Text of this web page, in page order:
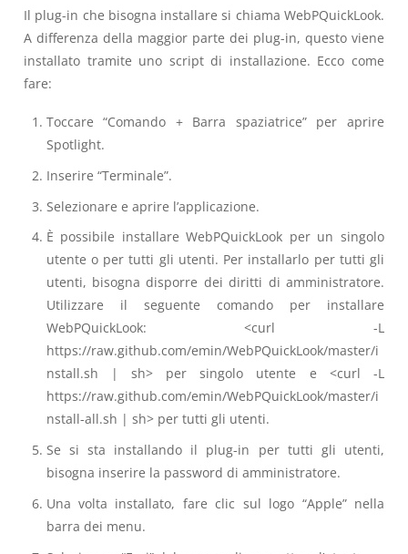
Il plug-in che bisogna installare si chiama WebPQuickLook.
A differenza della maggior parte dei plug-in, questo viene
installato tramite uno script di installazione. Ecco come
fare:
Toccare “Comando + Barra spaziatrice” per aprire
Spotlight.
Inserire “Terminale”.
Selezionare e aprire l’applicazione.
È possibile installare WebPQuickLook per un singolo
utente o per tutti gli utenti. Per installarlo per tutti gli
utenti, bisogna disporre dei diritti di amministratore.
Utilizzare il seguente comando per installare
WebPQuickLook: <curl -L
https://raw.github.com/emin/WebPQuickLook/master/i
nstall.sh | sh> per singolo utente e <curl -L
https://raw.github.com/emin/WebPQuickLook/master/i
nstall-all.sh | sh> per tutti gli utenti.
Se si sta installando il plug-in per tutti gli utenti,
bisogna inserire la password di amministratore.
Una volta installato, fare clic sul logo “Apple” nella
barra dei menu.